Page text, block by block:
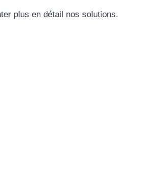
plus en détail nos solutions.